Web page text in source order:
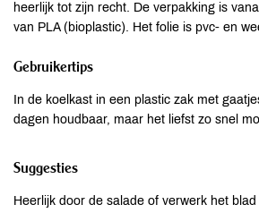
heerlijk tot zijn recht. De verpakking is
van PLA (bioplastic). Het folie is pvc- en
Gebruikertips
In de koelkast in een plastic zak met
dagen houdbaar, maar het liefst zo snel
Suggesties
Heerlijk door de salade of verwerk het